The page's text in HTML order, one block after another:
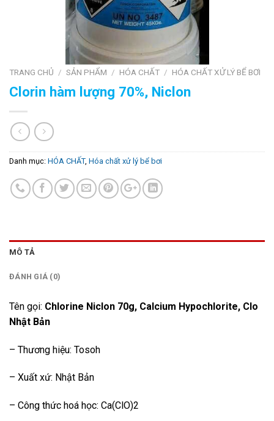
TRANG CHỦ / SẢN PHẨM / HÓA CHẤT / HÓA CHẤT XỬ LÝ BỂ BƠI
Clorin hàm lượng 70%, Niclon
Danh mục: HÓA CHẤT, Hóa chất xử lý bể bơi
MÔ TẢ
ĐÁNH GIÁ (0)
Tên gọi: Chlorine Niclon 70g, Calcium Hypochlorite, Clo
Nhật Bản
– Thương hiệu: Tosoh
– Xuất xứ: Nhật Bản
– Công thức hoá học: Ca(ClO)2